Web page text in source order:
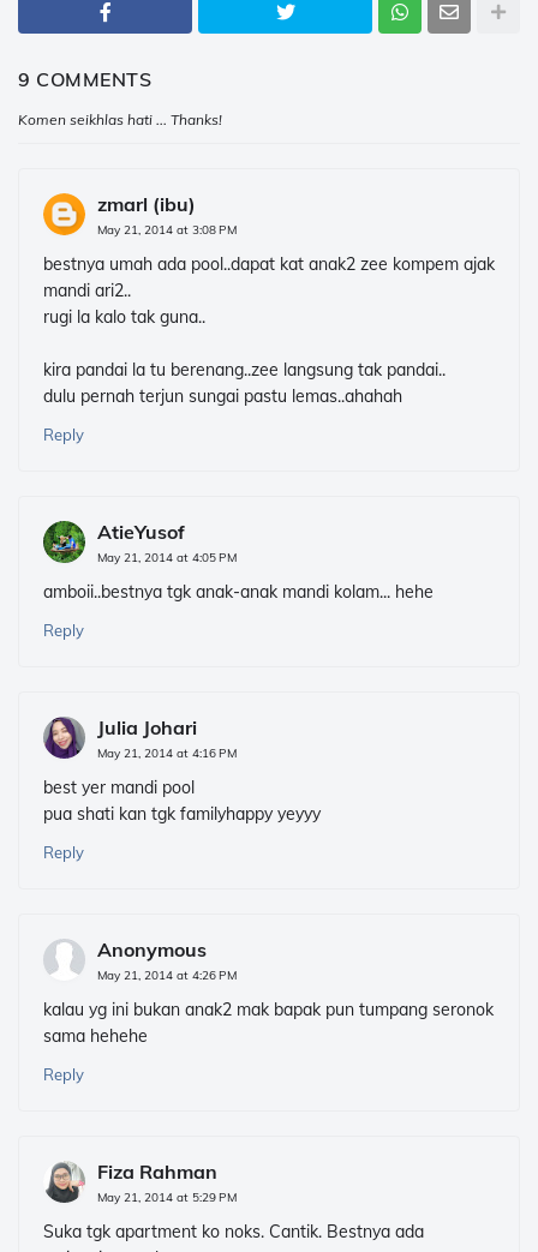
9 COMMENTS
Komen seikhlas hati ... Thanks!
zmarl (ibu)
May 21, 2014 at 3:08 PM
bestnya umah ada pool..dapat kat anak2 zee kompem ajak
mandi ari2..
rugi la kalo tak guna..
kira pandai la tu berenang..zee langsung tak pandai..
dulu pernah terjun sungai pastu lemas..ahahah
Reply
AtieYusof
May 21, 2014 at 4:05 PM
amboii..bestnya tgk anak-anak mandi kolam... hehe
Reply
Julia Johari
May 21, 2014 at 4:16 PM
best yer mandi pool
pua shati kan tgk familyhappy yeyyy
Reply
Anonymous
May 21, 2014 at 4:26 PM
kalau yg ini bukan anak2 mak bapak pun tumpang seronok
sama hehehe
Reply
Fiza Rahman
May 21, 2014 at 5:29 PM
Suka tgk apartment ko noks. Cantik. Bestnya ada